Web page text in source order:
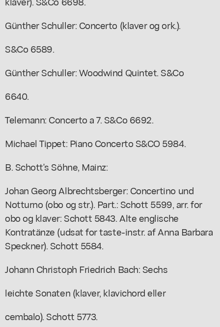
Günther Schuller: Concerto (klaver og ork.).
S&Co 6589.
Günther Schuller: Woodwind Quintet. S&Co
6640.
Telemann: Concerto a 7. S&Co 6692.
Michael Tippet: Piano Concerto S&CO 5984.
B. Schott's Söhne, Mainz:
Johan Georg Albrechtsberger: Concertino und
Notturno (obo og str.). Part.: Schott 5599, arr. for
obo og klaver: Schott 5843. Alte englische
Kontratänze (udsat for taste-instr. af Anna Barbara
Speckner). Schott 5584.
Johann Christoph Friedrich Bach: Sechs
leichte Sonaten (klaver, klavichord eller
cembalo). Schott 5773.